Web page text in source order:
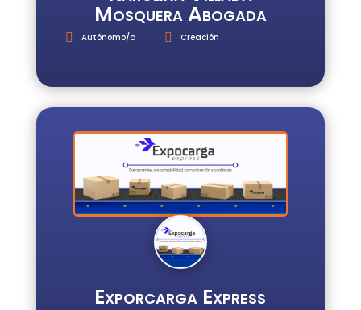
Mosquera Abogada
Autónomo/a Creación
Exporcarga Express